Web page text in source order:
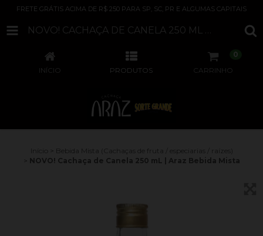
FRETE GRÁTIS ACIMA DE R$ 250 PARA SP, SC, PR E ALGUMAS CAPITAIS
NOVO! CACHAÇA DE CANELA 250 ML | ARAZ BEBIDA MISTA
INÍCIO PRODUTOS CARRINHO
0
Bebida Mista (Cachaças de fruta / especiarias / raízes)
NOVO! Cachaça de Canela 250 mL | Araz Bebida Mista